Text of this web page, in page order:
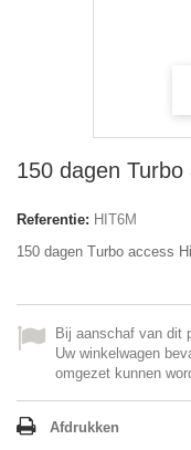
150 dagen
Referentie: HIT6M
150 dagen Turbo access
Bij aanschaf van dit
Uw winkelwagen
omgezet kunnen
Afdrukken